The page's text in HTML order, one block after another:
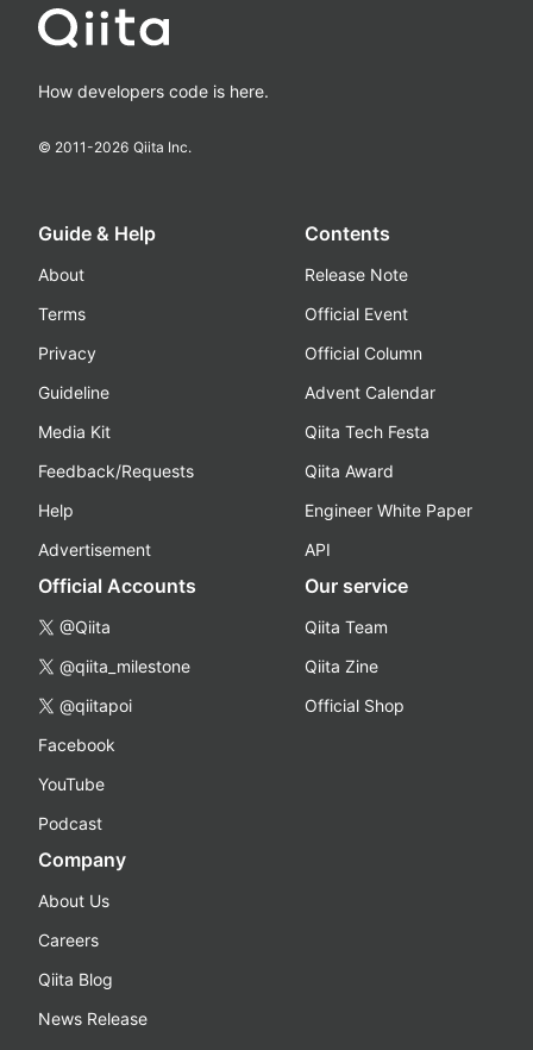
How developers code is here.
© 2011-2026 Qiita Inc.
Guide & Help
About
Terms
Privacy
Guideline
Media Kit
Feedback/Requests
Help
Advertisement
Contents
Release Note
Official Event
Official Column
Advent Calendar
Qiita Tech Festa
Qiita Award
Engineer White Paper
API
Official Accounts
@Qiita
@qiita_milestone
@qiitapoi
Facebook
YouTube
Podcast
Our service
Qiita Team
Qiita Zine
Official Shop
Company
About Us
Careers
Qiita Blog
News Release